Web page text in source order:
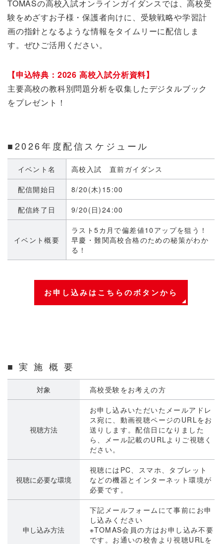
TOMASの高校入試オンラインガイダンスでは、高校受
験をめざすお子様・保護者向けに、受験戦略や学習計
画の指針となるような情報をタイムリーに配信しま
す。ぜひご活用ください。
【申込特典：2026 高校入試分析資料】
主要高校の教科別問題分析を収集したデジタルブック
をプレゼント！
■2026年度配信スケジュール
イベント名 高校入試 直前ガイダンス
配信開始日 8/20(木) 15:00
配信終了日 9/20(日)24:00
イベント概要
ラスト5カ月で偏差値10アップを狙う！
早慶・難関高校合格のための秘策がわか
る！
お申し込みはこちらのボタンから
■ 実 施 概 要
対象 高校受験をお考えの方
視聴方法
お申し込みいただいたメールアドレ
ス宛に、動画視聴ページのURLをお
送りします。配信日になりました
ら、メール記載のURLよりご視聴く
ださい。
視聴に必要な環境
視聴にはPC、スマホ、タブレット
などの機器とインターネット環境が
必要です。
申し込み方法
下記メールフォームにて事前にお申
し込みください
※TOMAS会員の方はお申し込み不要
です。お通いの校舎より視聴URLを